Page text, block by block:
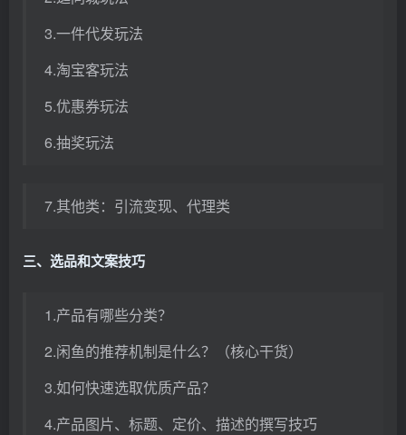
3.一件代发玩法
4.淘宝客玩法
5.优惠券玩法
6.抽奖玩法
7.其他类：引流变现、代理类
三、选品和文案技巧
1.产品有哪些分类？
2.闲鱼的推荐机制是什么？（核心干货）
3.如何快速选取优质产品？
4.产品图片、标题、定价、描述的撰写技巧